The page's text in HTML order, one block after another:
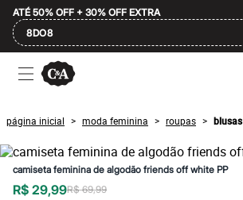
ATÉ 50% OFF + 30% OFF EXTRA
8DO8
Ofertas
Compre por Departamento
Masculino
Infantil
Calçados
Plus Size
2 calçados por R$189
2 peças por R$199
página inicial > moda feminina > roupas > blusas
camiseta feminina de algodão friends off white PP
R$ 29,99R$ 69,99